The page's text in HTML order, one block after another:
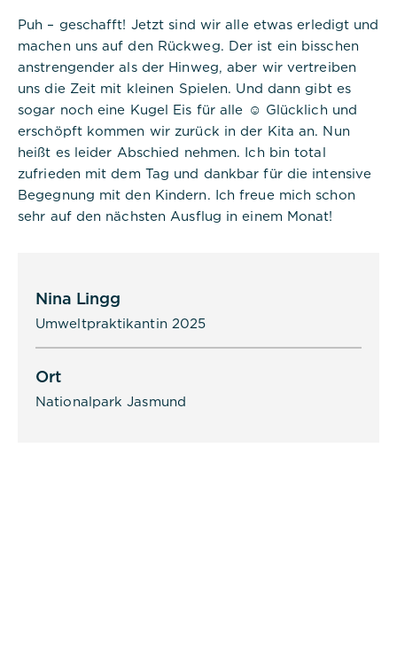
Puh – geschafft! Jetzt sind wir alle etwas erledigt und
machen uns auf den Rückweg. Der ist ein bisschen
anstrengender als der Hinweg, aber wir vertreiben
uns die Zeit mit kleinen Spielen. Und dann gibt es
sogar noch eine Kugel Eis für alle ☺ Glücklich und
erschöpft kommen wir zurück in der Kita an. Nun
heißt es leider Abschied nehmen. Ich bin total
zufrieden mit dem Tag und dankbar für die intensive
Begegnung mit den Kindern. Ich freue mich schon
sehr auf den nächsten Ausflug in einem Monat!
Nina Lingg
Umweltpraktikantin 2025
Ort
Nationalpark Jasmund
Titel:
dpconsentmanagement
Anbieter:
Commerzbank Umweltpraktikum
Cookies:
Cookie Name:
dpconsentmanagement
Beschreibung:
Das Cookie wird von DER PUNKT
Consent Management gesetzt und
von Cookies zugestimmt hat oder